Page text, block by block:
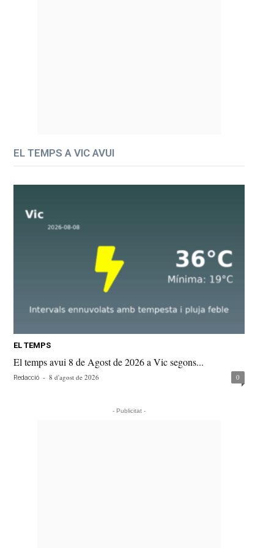
EL TEMPS A VIC AVUI
EL TEMPS
El temps avui 8 de Agost de 2026 a Vic segons...
Redacció - 8 d'agost de 2026 0
- Publicitat -